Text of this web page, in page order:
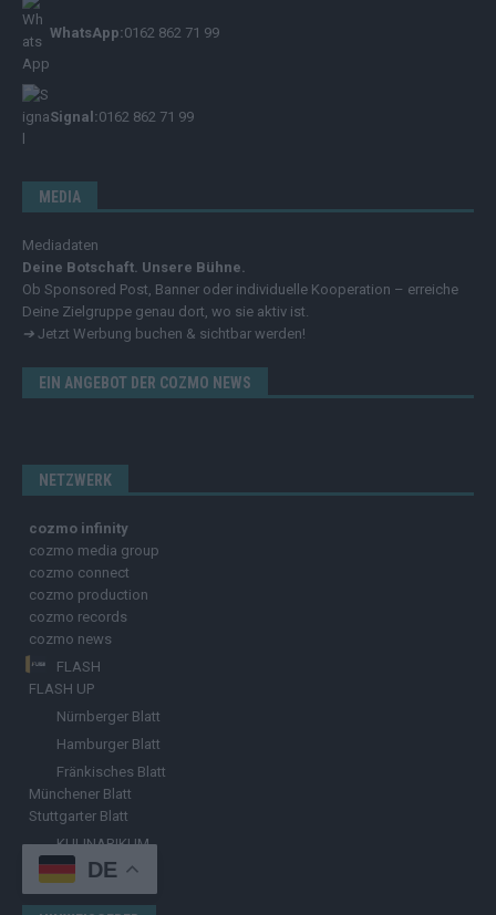
WhatsApp:0162 862 71 99
Signal:0162 862 71 99
MEDIA
Mediadaten
Deine Botschaft. Unsere Bühne.
Ob Sponsored Post, Banner oder individuelle Kooperation – erreiche
Deine Zielgruppe genau dort, wo sie aktiv ist.
➔ Jetzt Werbung buchen & sichtbar werden!
EIN ANGEBOT DER COZMO NEWS
NETZWERK
cozmo infinity
cozmo media group
cozmo connect
cozmo production
cozmo records
cozmo news
FLASH
FLASH UP
Nürnberger Blatt
Hamburger Blatt
Fränkisches Blatt
Münchener Blatt
Stuttgarter Blatt
KULINARIKUM.
Raffi Gasser
DE